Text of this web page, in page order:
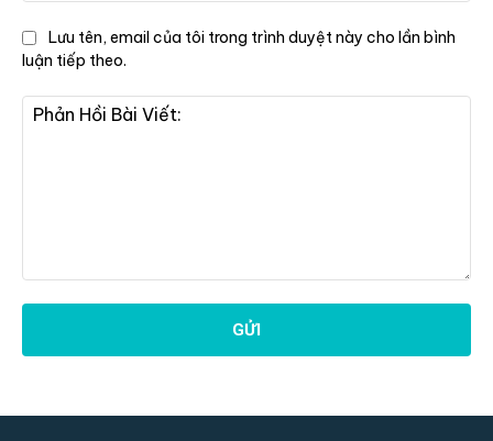
Viết:
Lưu tên, email của tôi trong trình duyệt này cho lần bình
luận tiếp theo.